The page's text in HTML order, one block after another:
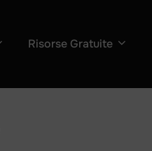
Risorse Gratuite